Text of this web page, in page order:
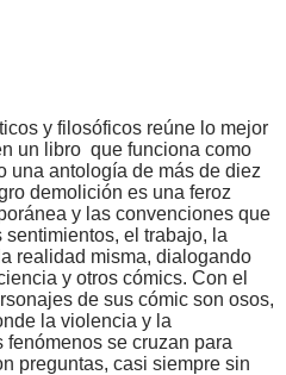
y filosóficos reúne lo mejor
un libro que funciona como
una antología de más de diez
demolición es una feroz
y las convenciones que
el trabajo, la
realidad misma, dialogando
y otros cómics. Con el
de sus cómic son osos,
la violencia y la
se cruzan para
preguntas, casi siempre sin